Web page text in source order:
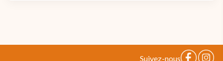
Suivez-nous